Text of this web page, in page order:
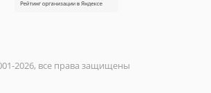
2026, все права защищены